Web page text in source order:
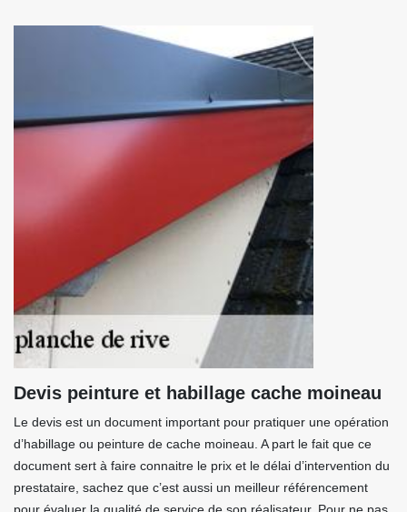
Devis peinture et habillage cache moineau
Le devis est un document important pour pratiquer une opération
d’habillage ou peinture de cache moineau. A part le fait que ce
document sert à faire connaitre le prix et le délai d’intervention du
prestataire, sachez que c’est aussi un meilleur référencement